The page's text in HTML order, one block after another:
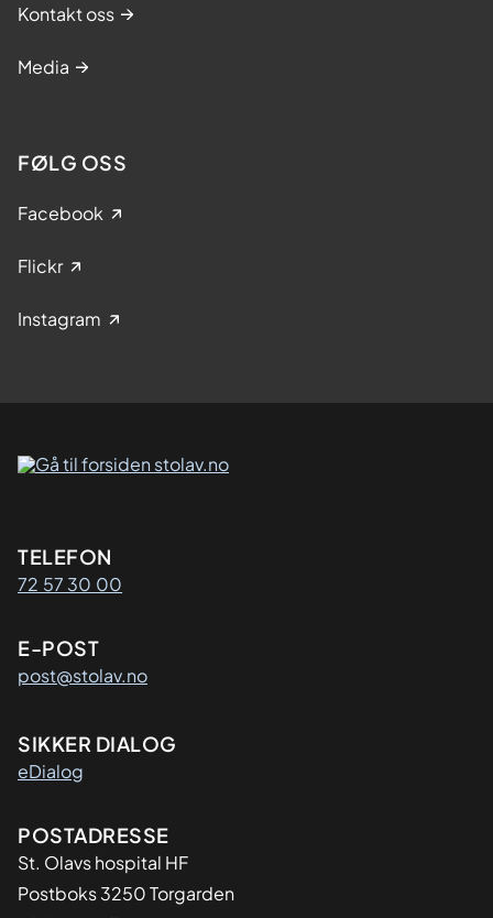
Kontakt oss
Media
FØLG OSS
Facebook
Flickr
Instagram
Kontaktinformasjon
TELEFON
72 57 30 00
E-POST
post@stolav.no
SIKKER DIALOG
eDialog
Adresse
POSTADRESSE
St. Olavs hospital HF
Postboks 3250 Torgarden